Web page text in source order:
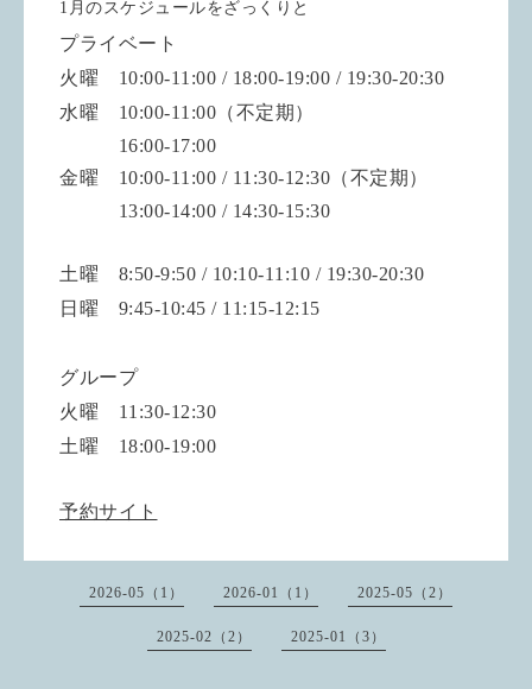
1月のスケジュールをざっくりと
プライベート
火曜 10:00-11:00 / 18:00-19:00 / 19:30-20:30
水曜 10:00-11:00（不定期）
16:00-17:00
金曜 10:00-11:00 / 11:30-12:30（不定期）
13:00-14:00 / 14:30-15:30
土曜 8:50-9:50 / 10:10-11:10 / 19:30-20:30
日曜 9:45-10:45 / 11:15-12:15
グループ
火曜 11:30-12:30
土曜 18:00-19:00
予約サイト
2026-05（1） 2026-01（1） 2025-05（2）
2025-02（2） 2025-01（3）